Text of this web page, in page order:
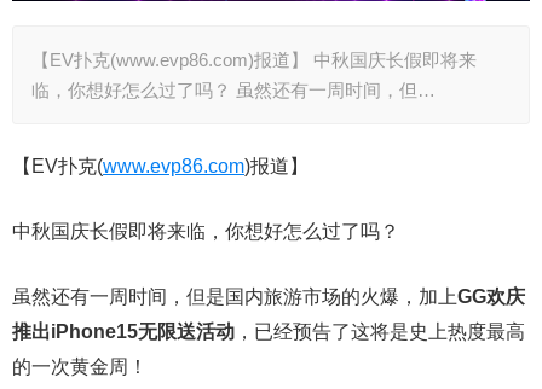
【EV扑克(www.evp86.com)报道】 中秋国庆长假即将来
临，你想好怎么过了吗？ 虽然还有一周时间，但…
【EV扑克(www.evp86.com)报道】
中秋国庆长假即将来临，你想好怎么过了吗？
虽然还有一周时间，但是国内旅游市场的火爆，加上GG欢庆
推出iPhone15无限送活动 ，已经预告了这将是史上热度最高
的一次黄金周！